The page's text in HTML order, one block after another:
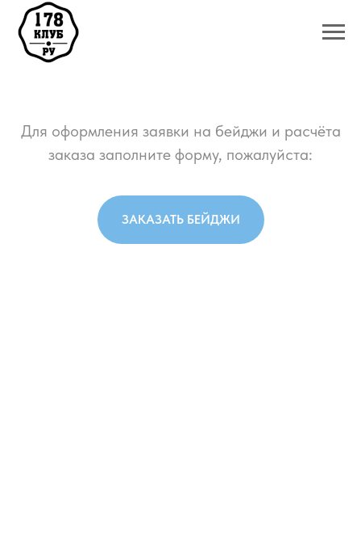
Для оформления заявки на бейджи и расчёта
заказа заполните форму, пожалуйста:
ЗАКАЗАТЬ БЕЙДЖИ